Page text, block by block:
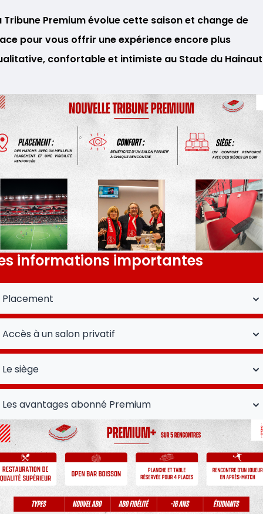
Tribune Premium évolue cette saison et change de
pour vous offrir une expérience encore plus
confortable et intimiste au Stade du
informations importantes
Placement
Accès à un salon privatif
Le siège
Les avantages abonné Premium